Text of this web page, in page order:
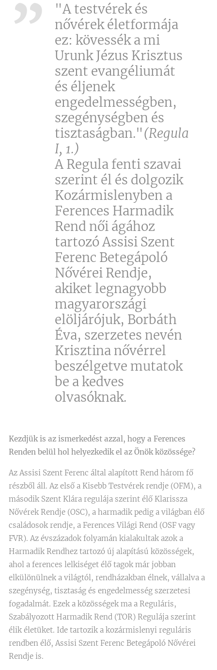
"A testvérek és
nővérek életformája
ez: kövessék a mi
Urunk Jézus Krisztus
szent evangéliumát
és éljenek
engedelmességben,
szegénységben és
tisztaságban."(Regula
I, 1.)
A Regula fenti szavai
szerint él és dolgozik
Kozármislenyben a
Ferences Harmadik
Rend női ágához
tartozó Assisi Szent
Ferenc Betegápoló
Nővérei Rendje,
akiket legnagyobb
magyarországi
elöljárójuk, Borbáth
Éva, szerzetes nevén
Krisztina nővérrel
beszélgetve mutatok
be a kedves
olvasóknak.
Kezdjük is az ismerkedést azzal, hogy a Ferences
Renden belül hol helyezkedik el az Önök közössége?
Az Assisi Szent Ferenc által alapított Rend három fő
részből áll. Az első a Kisebb Testvérek rendje (OFM), a
második Szent Klára regulája szerint élő Klarissza
Nővérek Rendje (OSC), a harmadik pedig a világban élő
családosok rendje, a Ferences Világi Rend (OSF vagy
FVR). Az évszázadok folyamán kialakultak azok a
Harmadik Rendhez tartozó új alapítású közösségek,
ahol a ferences lelkiséget élő tagok már jobban
elkülönülnek a világtól, rendházakban élnek, vállalva a
szegénység, tisztaság és engedelmesség szerzetesi
fogadalmát. Ezek a közösségek ma a Reguláris,
Szabályozott Harmadik Rend (TOR) Regulája szerint
élik életüket. Ide tartozik a kozármislenyi reguláris
rendben élő, Assisi Szent Ferenc Betegápoló Nővérei
Rendje is.